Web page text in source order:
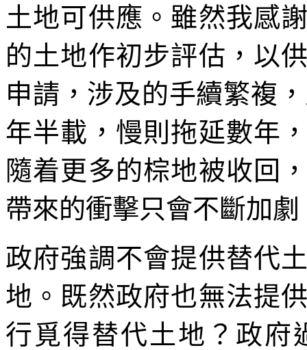
土地可供應。雖然我感
的土地作初步評估，以
申請，涉及的手續繁複
年半載，慢則拖延數年
隨着更多的棕地被收回
帶來的衝擊只會不斷加劇
政府強調不會提供替代
地。既然政府也無法提
行覓得替代土地？政府